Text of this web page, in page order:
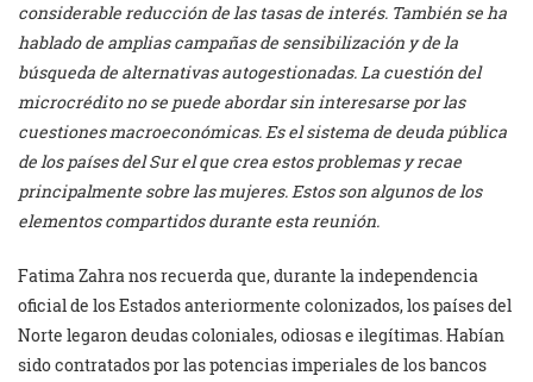
considerable reducción de las tasas de interés. También se ha
hablado de amplias campañas de sensibilización y de la
búsqueda de alternativas autogestionadas. La cuestión del
microcrédito no se puede abordar sin interesarse por las
cuestiones macroeconómicas. Es el sistema de deuda pública
de los países del Sur el que crea estos problemas y recae
principalmente sobre las mujeres. Estos son algunos de los
elementos compartidos durante esta reunión.
Fatima Zahra nos recuerda que, durante la independencia
oficial de los Estados anteriormente colonizados, los países del
Norte legaron deudas coloniales, odiosas e ilegítimas. Habían
sido contratados por las potencias imperiales de los bancos